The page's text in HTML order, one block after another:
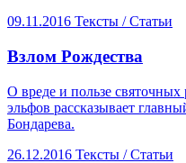
09.11.2016 Тексты /Статьи
​Взлом Рождества
О вреде и пользе святочных
эльфов рассказывает
Бондарева.
26.12.2016 Тексты /Статьи